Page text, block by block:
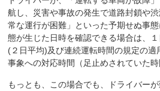
航し、災害や事故の発生で道路封鎖や
常な運行が困難」といった予期せぬ事
態が生じた日時を確認できる場合は、
(２日平均)及び連続運転時間の規定の
事象への対応時間（足止めされていた時
もっとも、この場合でも、ドライバー